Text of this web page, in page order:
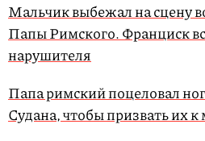
Мальчик выбежал на сцену
Папы Римского. Франциск
нарушителя
Папа римский поцеловал
Судана, чтобы призвать их к